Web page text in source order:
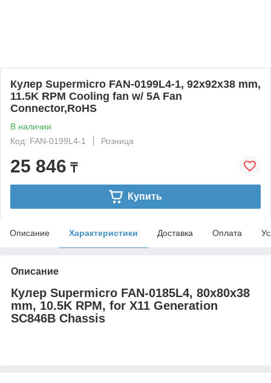
Кулер Supermicro FAN-0199L4-1, 92x92x38 mm,
11.5K RPM Cooling fan w/ 5A Fan
Connector,RoHS
В наличии
Код: FAN-0199L4-1
Розница
25 846 ₸
Купить
Описание Характеристики Доставка Оплата
Описание
Кулер Supermicro FAN-0185L4, 80x80x38
mm, 10.5K RPM, for X11 Generation
SC846B Chassis